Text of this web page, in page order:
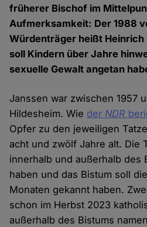
früherer Bischof im
Aufmerksamkeit: Der 1988
Würdenträger heißt Heinrich
soll Kindern über Jahre
sexuelle Gewalt angetan
Janssen war zwischen 1957
Hildesheim. Wie der NDR
Opfer zu den jeweiligen
acht und zwölf Jahre alt. Die
innerhalb und außerhalb des
haben und das Bistum soll
Monaten gekannt haben.
schon im Herbst 2023
außerhalb des Bistums